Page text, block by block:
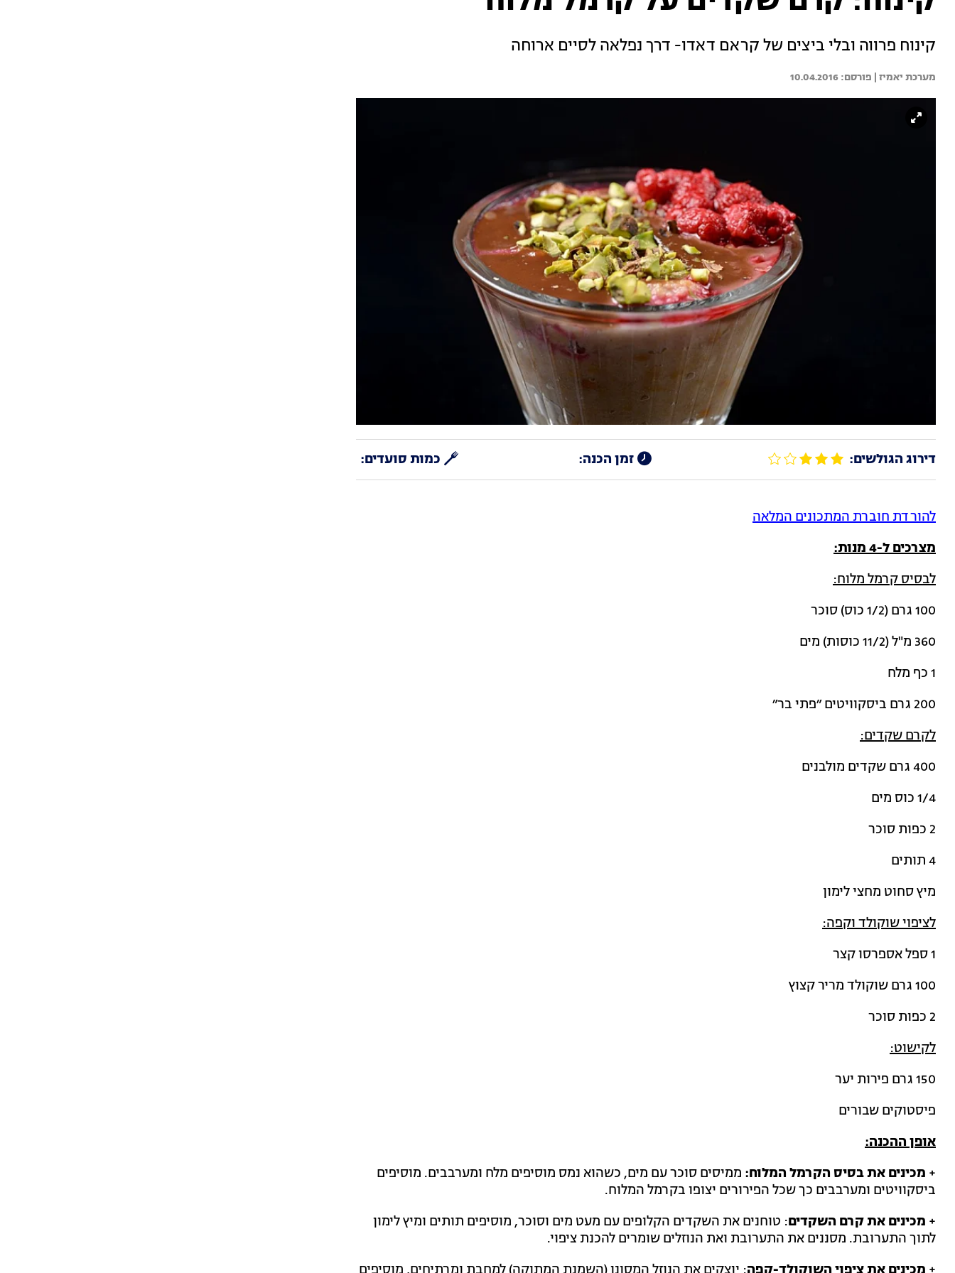
קינוח פרווה ובלי ביצים של קראם דאדו- דרך נפלאה לסיים ארוחה
מערכת יאמיז | 10.04.2016
דירוג הגולשים: זמן הכנה: כמות סועדים:
להורדת חוברת המתכונים המלאה
מצרכים ל-4 מנות:
לבסיס קרמל מלוח:
100 גרם (1/2 כוס) סוכר
360 מ"ל (11/2 כוסות) מים
1 כף מלח
200 גרם ביסקוויטים ״פתי בר״
לקרם שקדים:
400 גרם שקדים מולבנים
1/4 כוס מים
2 כפות סוכר
4 תותים
מיץ סחוט מחצי לימון
לציפוי שוקולד וקפה:
1 ספל אספרסו קצר
100 גרם שוקולד מריר קצוץ
2 כפות סוכר
לקישוט:
150 גרם פירות יער
פיסטוקים שבורים
אופן ההכנה:
+ מכינים את בסיס הקרמל המלוח: ממיסים סוכר עם מים, כשהוא נמס מוסיפים מלח ומערבבים. מוסיפים
ביסקוויטים ומערבבים כך שכל הפירורים יצופו בקרמל המלוח.
+ מכינים את קרם השקדים: טוחנים את השקדים הקלופים עם מעט מים וסוכר, מוסיפים תותים ומיץ לימון
לתוך התערובת. מסננים את התערובת ואת הנוזלים שומרים להכנת ציפוי.